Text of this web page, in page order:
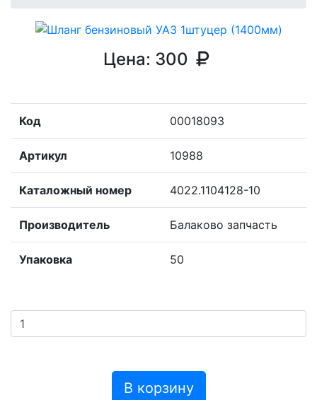
Цена: 300
Код 00018093
Артикул 10988
Каталожный номер 4022.1104128-10
Производитель Балаково запчасть
Упаковка 50
В корзину